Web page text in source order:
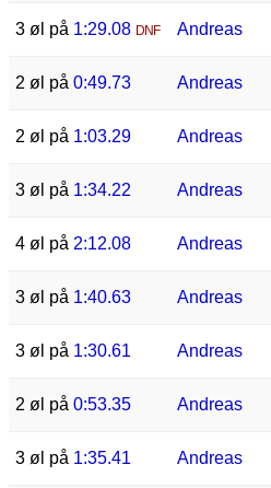
3 øl på 1:29.08 DNF Andreas
2 øl på 0:49.73 Andreas
2 øl på 1:03.29 Andreas
3 øl på 1:34.22 Andreas
4 øl på 2:12.08 Andreas
3 øl på 1:40.63 Andreas
3 øl på 1:30.61 Andreas
2 øl på 0:53.35 Andreas
3 øl på 1:35.41 Andreas